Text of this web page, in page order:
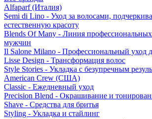
Alfaparf (Италия)
Semi di Lino - Уход за волосами,
естественную красоту
Blends Of Many - Линия
мужчин
Il Salone Milano - Профессиональный уход
Lisse Design - Трансформация волос
Style Stories - Укладка с безупречным
American Crew (США)
Classic - Ежедневный уход
Precision Blend - Окрашивание и
Shave - Средства для бритья
Styling - Укладка и стайлинг